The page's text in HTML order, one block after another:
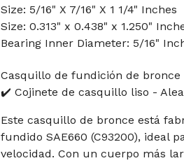
Size: 5/16" X 7/16" X 1 1/4" Inches
Size: 0.313" x 0.438" x 1.250"
Bearing Inner Diameter: 5/16"
Casquillo de fundición de bronce
✔️ Cojinete de casquillo liso -
Este casquillo de bronce está
fundido SAE660 (C93200), ideal
velocidad. Con un cuerpo más